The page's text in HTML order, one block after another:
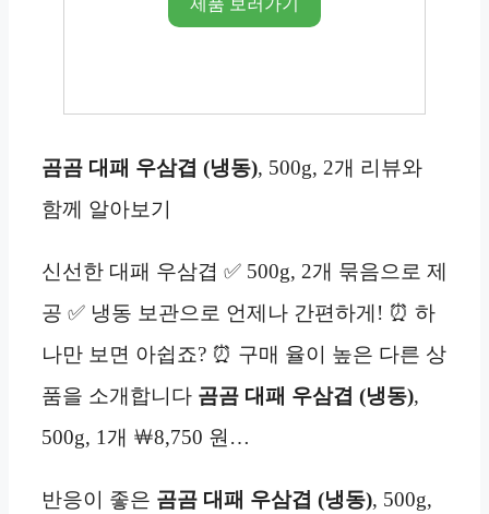
곰곰 대패 우삼겹 (냉동), 500g, 2개 리뷰와
함께 알아보기
신선한 대패 우삼겹 ✅ 500g, 2개 묶음으로 제
공 ✅ 냉동 보관으로 언제나 간편하게! ⏰ 하
나만 보면 아쉽죠? ⏰ 구매 율이 높은 다른 상
품을 소개합니다 곰곰 대패 우삼겹 (냉동),
500g, 1개 ￦8,750 원…
반응이 좋은 곰곰 대패 우삼겹 (냉동), 500g,